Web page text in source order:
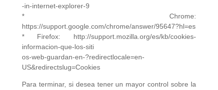
-in-internet-explorer-9
* Chrome:
https://support.google.com/chrome/answer/95647?hl=es
* Firefox: http://support.mozilla.org/es/kb/cookies-
informacion-que-los-siti
os-web-guardan-en-?redirectlocale=en-
US&redirectslug=Cookies
Para terminar, si desea tener un mayor control sobre la